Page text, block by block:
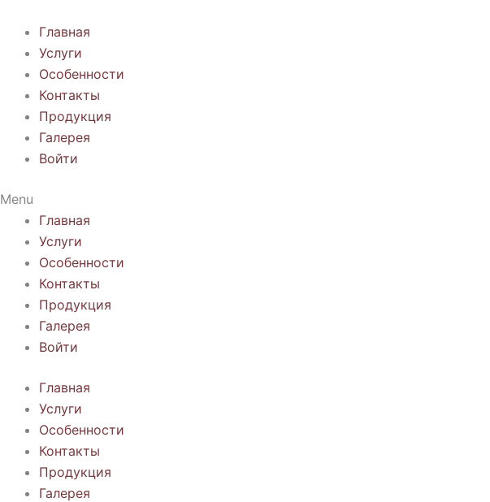
содержимому
Главная
Услуги
Особенности
Контакты
Продукция
Галерея
Войти
Menu
Главная
Услуги
Особенности
Контакты
Продукция
Галерея
Войти
Главная
Услуги
Особенности
Контакты
Продукция
Галерея